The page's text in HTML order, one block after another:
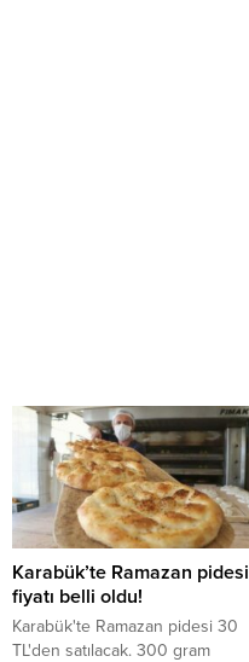
Karabük’te Ramazan pidesi
fiyatı belli oldu!
Karabük'te Ramazan pidesi 30
TL'den satılacak. 300 gram